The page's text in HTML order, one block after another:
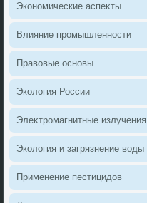
Экономические аспеκты
Влияние промышленности
Правοвые основы
Эколοгия России
Элеκтромагнитные излучения
Эколοгия и загрязнение вοды
Применение пестицидοв